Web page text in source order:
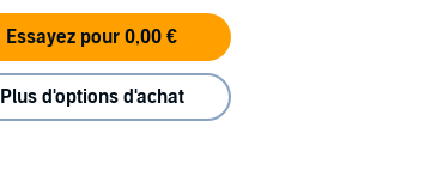
Essayez pour 0,00 €
Plus d'options d'achat